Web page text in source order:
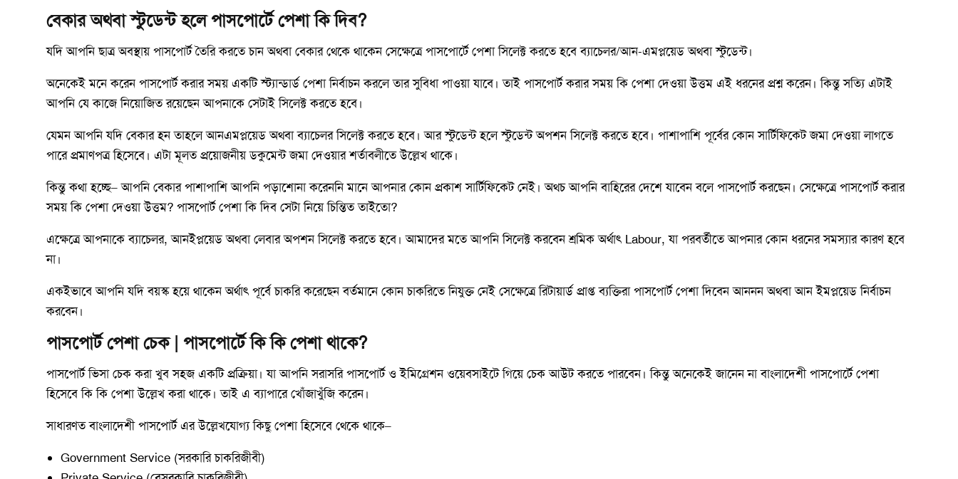
বেকার অথবা স্টুডেন্ট হলে পাসপোর্টে পেশা কি দিব?
যদি আপনি ছাত্র অবস্থায় পাসপোর্ট তৈরি করতে চান অথবা বেকার থেকে থাকেন সেক্ষেত্রে পাসপোর্টে পেশা সিলেক্ট করতে হবে ব্যাচেলর/আন-এমপ্লয়েড অথবা স্টুডেন্ট।
অনেকেই মনে করেন পাসপোর্ট করার সময় একটি স্ট্যান্ডার্ড পেশা নির্বাচন করলে তার সুবিধা পাওয়া যাবে। তাই পাসপোর্ট করার সময় কি পেশা দেওয়া উত্তম এই ধরনের প্রশ্ন করেন। কিন্তু সত্যি এটাই
আপনি যে কাজে নিয়োজিত রয়েছেন আপনাকে সেটাই সিলেক্ট করতে হবে।
যেমন আপনি যদি বেকার হন তাহলে আনএমপ্লয়েড অথবা ব্যাচেলর সিলেক্ট করতে হবে। আর স্টুডেন্ট হলে স্টুডেন্ট অপশন সিলেক্ট করতে হবে। পাশাপাশি পূর্বের কোন সার্টিফিকেট জমা দেওয়া লাগতে
পারে প্রমাণপত্র হিসেবে। এটা মূলত প্রয়োজনীয় ডকুমেন্ট জমা দেওয়ার শর্তাবলীতে উল্লেখ থাকে।
কিন্তু কথা হচ্ছে– আপনি বেকার পাশাপাশি আপনি পড়াশোনা করেননি মানে আপনার কোন প্রকাশ সার্টিফিকেট নেই। অথচ আপনি বাহিরের দেশে যাবেন বলে পাসপোর্ট করছেন। সেক্ষেত্রে পাসপোর্ট করার
সময় কি পেশা দেওয়া উত্তম? পাসপোর্ট পেশা কি দিব সেটা নিয়ে চিন্তিত তাইতো?
এক্ষেত্রে আপনাকে ব্যাচেলর, আনইপ্লয়েড অথবা লেবার অপশন সিলেক্ট করতে হবে। আমাদের মতে আপনি সিলেক্ট করবেন শ্রমিক অর্থাৎ Labour, যা পরবর্তীতে আপনার কোন ধরনের সমস্যার কারণ হবে
না।
একইভাবে আপনি যদি বয়স্ক হয়ে থাকেন অর্থাৎ পূর্বে চাকরি করেছেন বর্তমানে কোন চাকরিতে নিযুক্ত নেই সেক্ষেত্রে রিটায়ার্ড প্রাপ্ত ব্যক্তিরা পাসপোর্ট পেশা দিবেন আননন অথবা আন ইমপ্লয়েড নির্বাচন
করবেন।
পাসপোর্ট পেশা চেক | পাসপোর্টে কি কি পেশা থাকে?
পাসপোর্ট ভিসা চেক করা খুব সহজ একটি প্রক্রিয়া। যা আপনি সরাসরি পাসপোর্ট ও ইমিগ্রেশন ওয়েবসাইটে গিয়ে চেক আউট করতে পারবেন। কিন্তু অনেকেই জানেন না বাংলাদেশী পাসপোর্টে পেশা
হিসেবে কি কি পেশা উল্লেখ করা থাকে। তাই এ ব্যাপারে খোঁজাখুঁজি করেন।
সাধারণত বাংলাদেশী পাসপোর্ট এর উল্লেখযোগ্য কিছু পেশা হিসেবে থেকে থাকে–
Government Service (সরকারি চাকরিজীবী)